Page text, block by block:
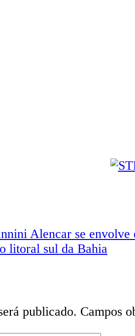
Alencar se
litoral sul da Bahia
publicado. Campos